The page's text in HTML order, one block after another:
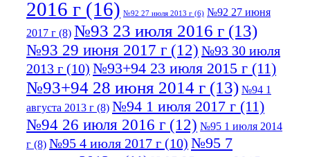
2016 г (16) №92 27 июля 2013 г (6) №92 27 июня
2017 г (8) №93 23 июля 2016 г (13)
№93 29 июня 2017 г (12) №93 30 июля
2013 г (10) №93+94 23 июля 2015 г (11)
№93+94 28 июня 2014 г (13) №94 1
августа 2013 г (8) №94 1 июля 2017 г (11)
№94 26 июля 2016 г (12) №95 1 июля 2014
г (8) №95 4 июля 2017 г (10) №95 7